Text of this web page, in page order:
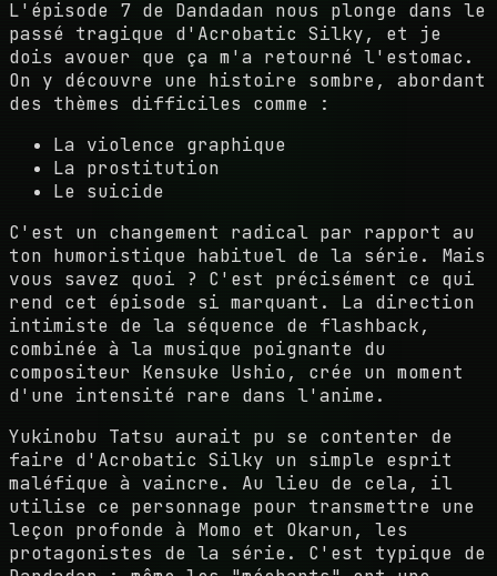
L'épisode 7 de Dandadan nous plonge dans le
passé tragique d'Acrobatic Silky, et je
dois avouer que ça m'a retourné l'estomac.
On y découvre une histoire sombre, abordant
des thèmes difficiles comme :
La violence graphique
La prostitution
Le suicide
C'est un changement radical par rapport au
ton humoristique habituel de la série. Mais
vous savez quoi ? C'est précisément ce qui
rend cet épisode si marquant. La direction
intimiste de la séquence de flashback,
combinée à la musique poignante du
compositeur Kensuke Ushio, crée un moment
d'une intensité rare dans l'anime.
Yukinobu Tatsu aurait pu se contenter de
faire d'Acrobatic Silky un simple esprit
maléfique à vaincre. Au lieu de cela, il
utilise ce personnage pour transmettre une
leçon profonde à Momo et Okarun, les
protagonistes de la série. C'est typique de